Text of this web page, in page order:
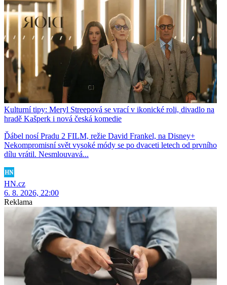
Kulturní tipy: Meryl Streepová se vrací v ikonické roli, divadlo na
hradě Kašperk i nová česká komedie
Ďábel nosí Pradu 2 FILM, režie David Frankel, na Disney+
Nekompromisní svět vysoké módy se po dvaceti letech od prvního
dílu vrátil. Nesmlouvavá...
HN.cz
6. 8. 2026, 22:00
Reklama